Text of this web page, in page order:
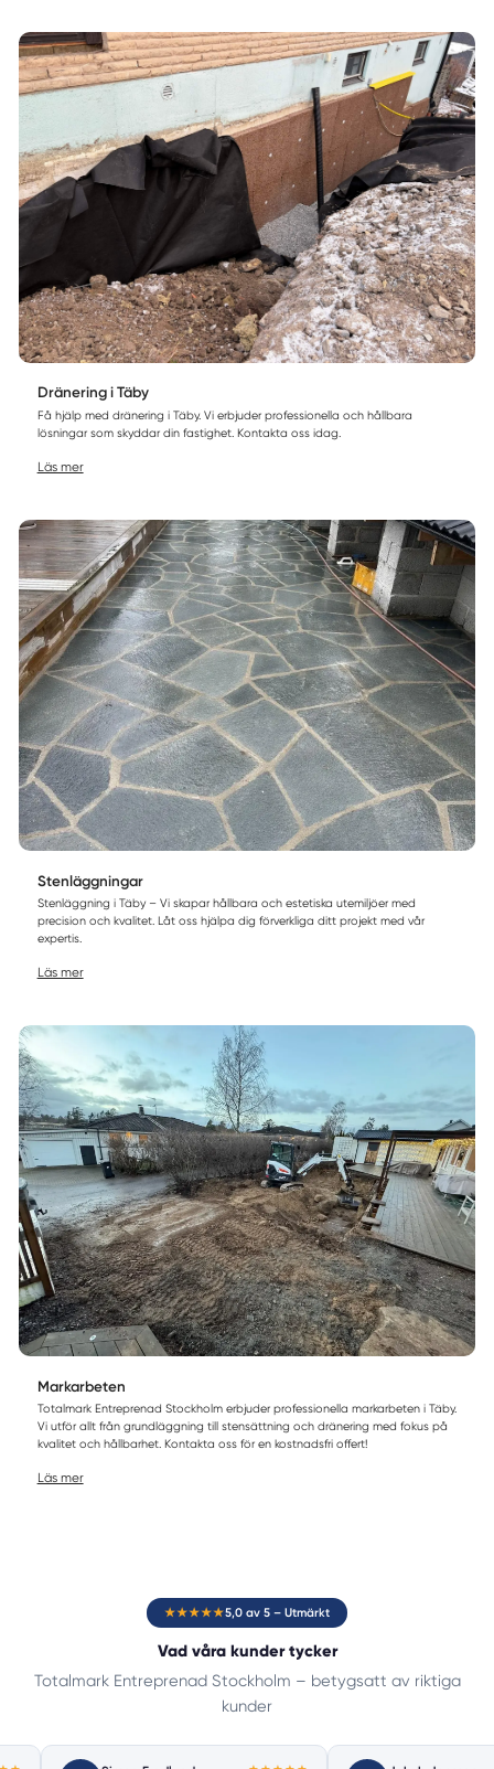
Dränering i Täby
Få hjälp med dränering i Täby. Vi erbjuder professionella och hållbara
lösningar som skyddar din fastighet. Kontakta oss idag.
Läs mer
Stenläggningar
Stenläggning i Täby – Vi skapar hållbara och estetiska utemiljöer med
precision och kvalitet. Låt oss hjälpa dig förverkliga ditt projekt med vår
expertis.
Läs mer
Markarbeten
Totalmark Entreprenad Stockholm erbjuder professionella markarbeten i Täby.
Vi utför allt från grundläggning till stensättning och dränering med fokus på
kvalitet och hållbarhet. Kontakta oss för en kostnadsfri offert!
Läs mer
★★★★★5,0 av 5 – Utmärkt
Vad våra kunder tycker
Totalmark Entreprenad Stockholm – betygsatt av riktiga
kunder